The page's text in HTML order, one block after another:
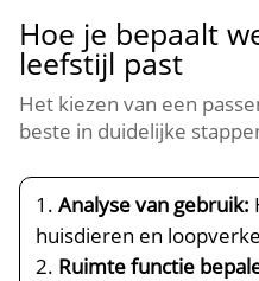
Hoe je bepaalt
leefstijl past
Het kiezen van een
beste in duidelijke
Analyse van gebruik:
huisdieren en
Ruimte functie